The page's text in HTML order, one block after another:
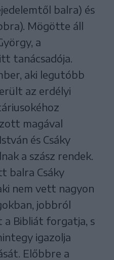
balra) és
Mögötte áll
a
tanácsadója.
aki legutóbb
az erdélyi
magával
és Csáky
a szász rendek.
balra Csáky
nem vett nagyon
jobbról
a Bibliát forgatja, s
igazolja
Előbbre a